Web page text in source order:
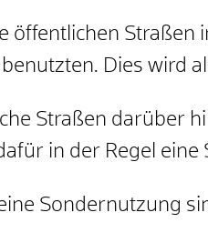
öffentlichen
Dies wird
Straßen darüber
in der Regel
Sondernutzung